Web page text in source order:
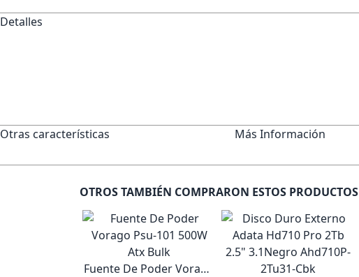
Detalles
Otras características Más Información
OTROS TAMBIÉN COMPRARON ESTOS PRODUCTOS
Fuente De Poder Vorago